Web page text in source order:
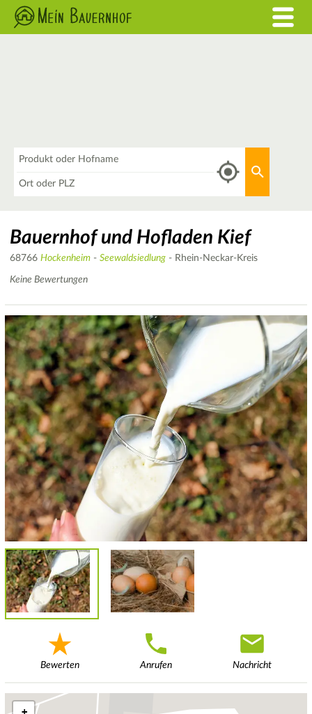
Bauernhof und Hofladen Kief
68766 Hockenheim - Seewaldsiedlung - Rhein-Neckar-Kreis
Keine Bewertungen
Bewerten Anrufen Nachricht